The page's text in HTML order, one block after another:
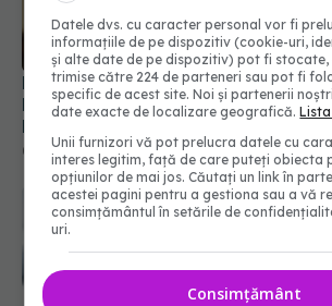
Prof. dr. Valeriu Gheorghiță intră
Editorial al revistei Scientific
Portfolio
05 aug 2026, 21:09
Datele dvs. cu caracter personal vor fi
informațiile de pe dispozitiv (cookie-uri,
și alte date de pe dispozitiv) pot fi stocate,
trimise către 224 de parteneri sau pot fi
specific de acest site. Noi și partenerii
date exacte de localizare geografică.
Unii furnizori vă pot prelucra datele cu
interes legitim, față de care puteți obiecta
opțiunilor de mai jos. Căutați un link în
acestei pagini pentru a gestiona sau a vă
consimțământul în setările de
uri.
Consimțământ